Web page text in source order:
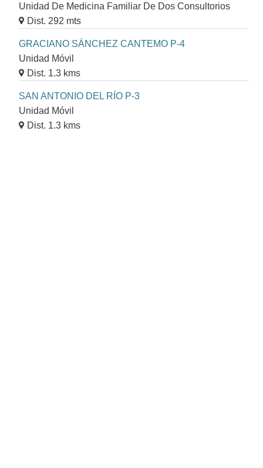
Unidad De Medicina Familiar De Dos Consultorios
Dist. 292 mts
GRACIANO SÁNCHEZ CANTEMO P-4
Unidad Móvil
Dist. 1.3 kms
SAN ANTONIO DEL RÍO P-3
Unidad Móvil
Dist. 1.3 kms